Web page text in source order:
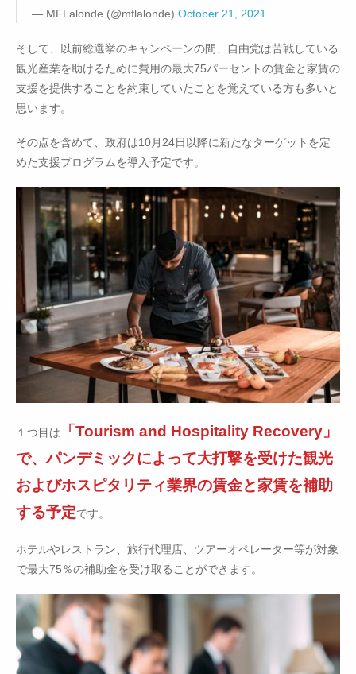
— MFLalonde (@mflalonde) October 21, 2021
そして、以前総選挙のキャンペーンの間、自由党は苦戦している
観光産業を助けるために費用の最大75パーセントの賃金と家賃の
支援を提供することを約束していたことを覚えている方も多いと
思います。
その点を含めて、政府は10月24日以降に新たなターゲットを定
めた支援プログラムを導入予定です。
１つ目は
「Tourism and Hospitality Recovery」
で、パンデミックによって大打撃を受けた観光
およびホスピタリティ業界の賃金と家賃を補助
する予定です。
ホテルやレストラン、旅行代理店、ツアーオペレーター等が対象
で最大75％の補助金を受け取ることができます。